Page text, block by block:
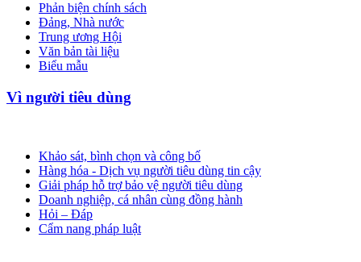
Phản biện chính sách
Đảng, Nhà nước
Trung ương Hội
Văn bản tài liệu
Biểu mẫu
Vì người tiêu dùng
Khảo sát, bình chọn và công bố
Hàng hóa - Dịch vụ người tiêu dùng tin cậy
Giải pháp hỗ trợ bảo vệ người tiêu dùng
Doanh nghiệp, cá nhân cùng đồng hành
Hỏi – Đáp
Cẩm nang pháp luật